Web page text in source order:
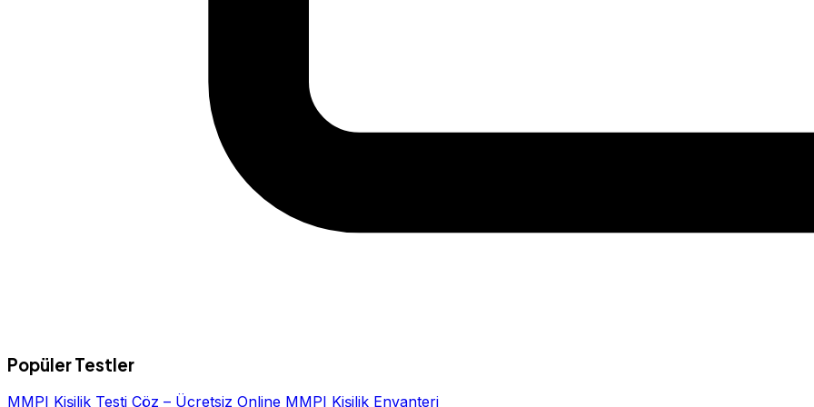
Popüler Testler
MMPI Kişilik Testi Çöz – Ücretsiz Online MMPI Kişilik Envanteri